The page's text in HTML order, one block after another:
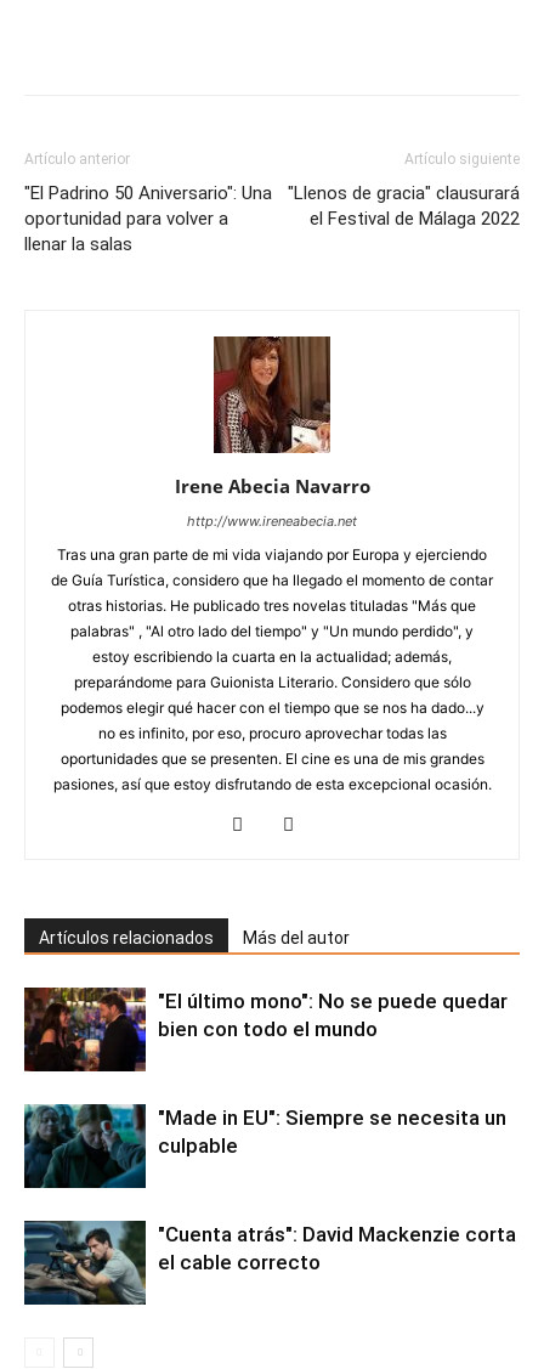
Artículo anterior
"El Padrino 50 Aniversario": Una
oportunidad para volver a
llenar la salas
Artículo siguiente
"Llenos de gracia" clausurará
el Festival de Málaga 2022
Irene Abecia Navarro
http://www.ireneabecia.net
Tras una gran parte de mi vida viajando por Europa y ejerciendo
de Guía Turística, considero que ha llegado el momento de contar
otras historias. He publicado tres novelas tituladas "Más que
palabras" , "Al otro lado del tiempo" y "Un mundo perdido", y
estoy escribiendo la cuarta en la actualidad; además,
preparándome para Guionista Literario. Considero que sólo
podemos elegir qué hacer con el tiempo que se nos ha dado...y
no es infinito, por eso, procuro aprovechar todas las
oportunidades que se presenten. El cine es una de mis grandes
pasiones, así que estoy disfrutando de esta excepcional ocasión.
Artículos relacionados Más del autor
"El último mono": No se puede quedar
bien con todo el mundo
"Made in EU": Siempre se necesita un
culpable
"Cuenta atrás": David Mackenzie corta
el cable correcto